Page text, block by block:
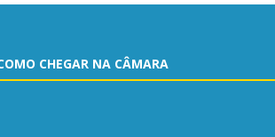
CHEGAR NA CÂMARA